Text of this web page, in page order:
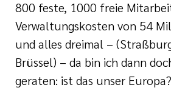
800 feste, 1000 freie
Verwaltungskosten von 54
und alles dreimal –
Brüssel) – da bin ich dann
geraten: ist das unser